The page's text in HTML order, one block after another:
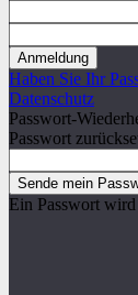
Haben Sie Ihr
Datenschutz
Passwort-
Passwort
Ein Passwort